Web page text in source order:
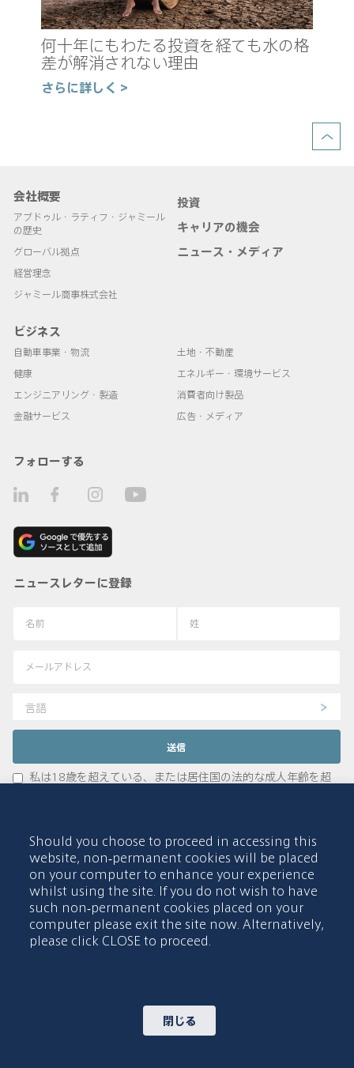
何十年にもわたる投資を経ても水の格
差が解消されない理由
さらに詳しく >
会社概要
アブドゥル・ラティフ・ジャミール
の歴史
グローバル拠点
経営理念
ジャミール商事株式会社
投資
キャリアの機会
ニュース・メディア
ビジネス
自動車事業・物流
健康
エンジニアリング・製造
金融サービス
土地・不動産
エネルギー・環境サービス
消費者向け製品
広告・メディア
フォローする
ニュースレターに登録
言語
私は18歳を超えている、または居住国の法的な成人年齢を超
す。
私たちのニュースとインサイトアプリをダウンロードしてくださ
Should you choose to proceed in accessing this
website, non-permanent cookies will be placed
on your computer to enhance your experience
whilst using the site. If you do not wish to have
such non-permanent cookies placed on your
computer please exit the site now. Alternatively,
please click CLOSE to proceed.
閉じる